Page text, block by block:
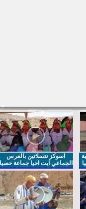
اسوكز نتسلاتين بالعرس
الجماعي ايت احيا جماعة حصيا